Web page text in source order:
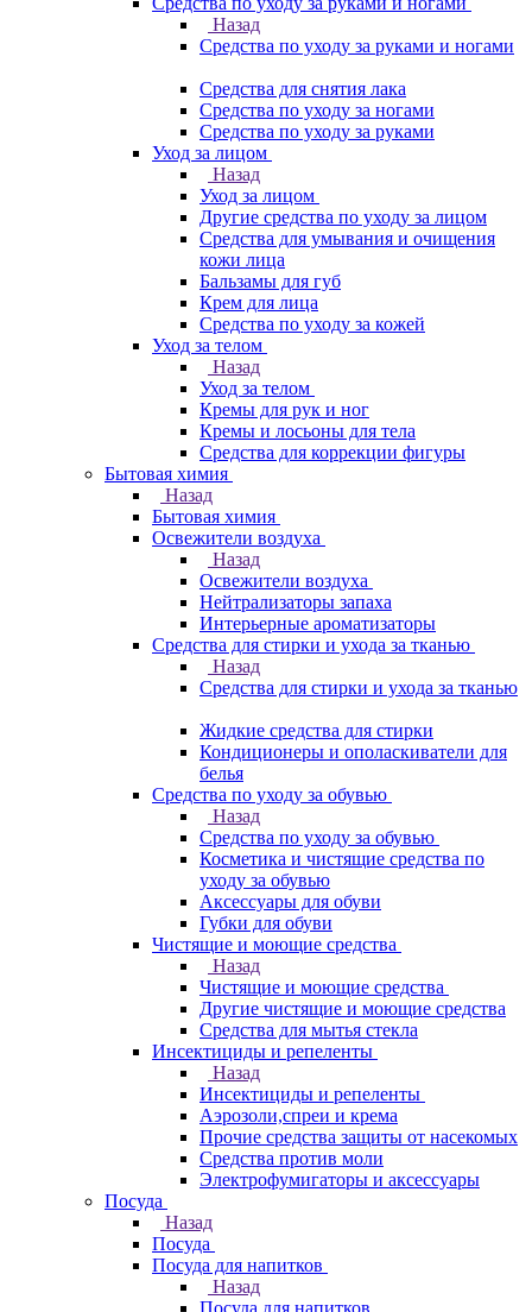
Назад
Средства по уходу за руками и ногами
Средства для снятия лака
Средства по уходу за ногами
Средства по уходу за руками
Уход за лицом
Назад
Уход за лицом
Другие средства по уходу за лицом
Средства для умывания и очищения
кожи лица
Бальзамы для губ
Крем для лица
Средства по уходу за кожей
Уход за телом
Назад
Уход за телом
Кремы для рук и ног
Кремы и лосьоны для тела
Средства для коррекции фигуры
Бытовая химия
Назад
Бытовая химия
Освежители воздуха
Назад
Освежители воздуха
Нейтрализаторы запаха
Интерьерные ароматизаторы
Средства для стирки и ухода за тканью
Назад
Средства для стирки и ухода за тканью
Жидкие средства для стирки
Кондиционеры и ополаскиватели для
белья
Средства по уходу за обувью
Назад
Средства по уходу за обувью
Косметика и чистящие средства по
уходу за обувью
Аксессуары для обуви
Губки для обуви
Чистящие и моющие средства
Назад
Чистящие и моющие средства
Другие чистящие и моющие средства
Средства для мытья стекла
Инсектициды и репеленты
Назад
Инсектициды и репеленты
Аэрозоли,спреи и крема
Прочие средства защиты от насекомых
Средства против моли
Электрофумигаторы и аксессуары
Посуда
Назад
Посуда
Посуда для напитков
Назад
Посуда для напитков